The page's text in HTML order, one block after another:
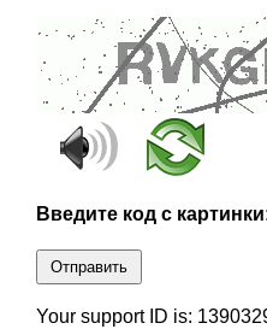
Введите код с
Отправить
Your support ID is: